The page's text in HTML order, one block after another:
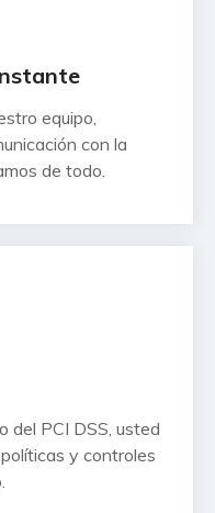
equipo,
con la
de todo.
del PCI DSS, usted
y controles